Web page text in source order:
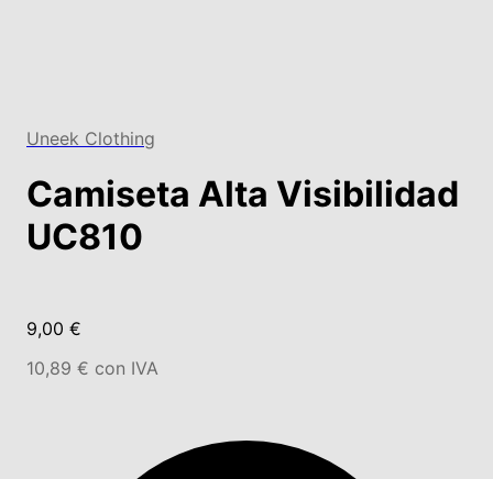
Uneek Clothing
Camiseta Alta Visibilidad
UC810
9,00 €
10,89 € con IVA